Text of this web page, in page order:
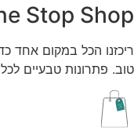
Stop Shop
ריכזנו הכל במקום אחד
טוב. פתרונות טבעיים